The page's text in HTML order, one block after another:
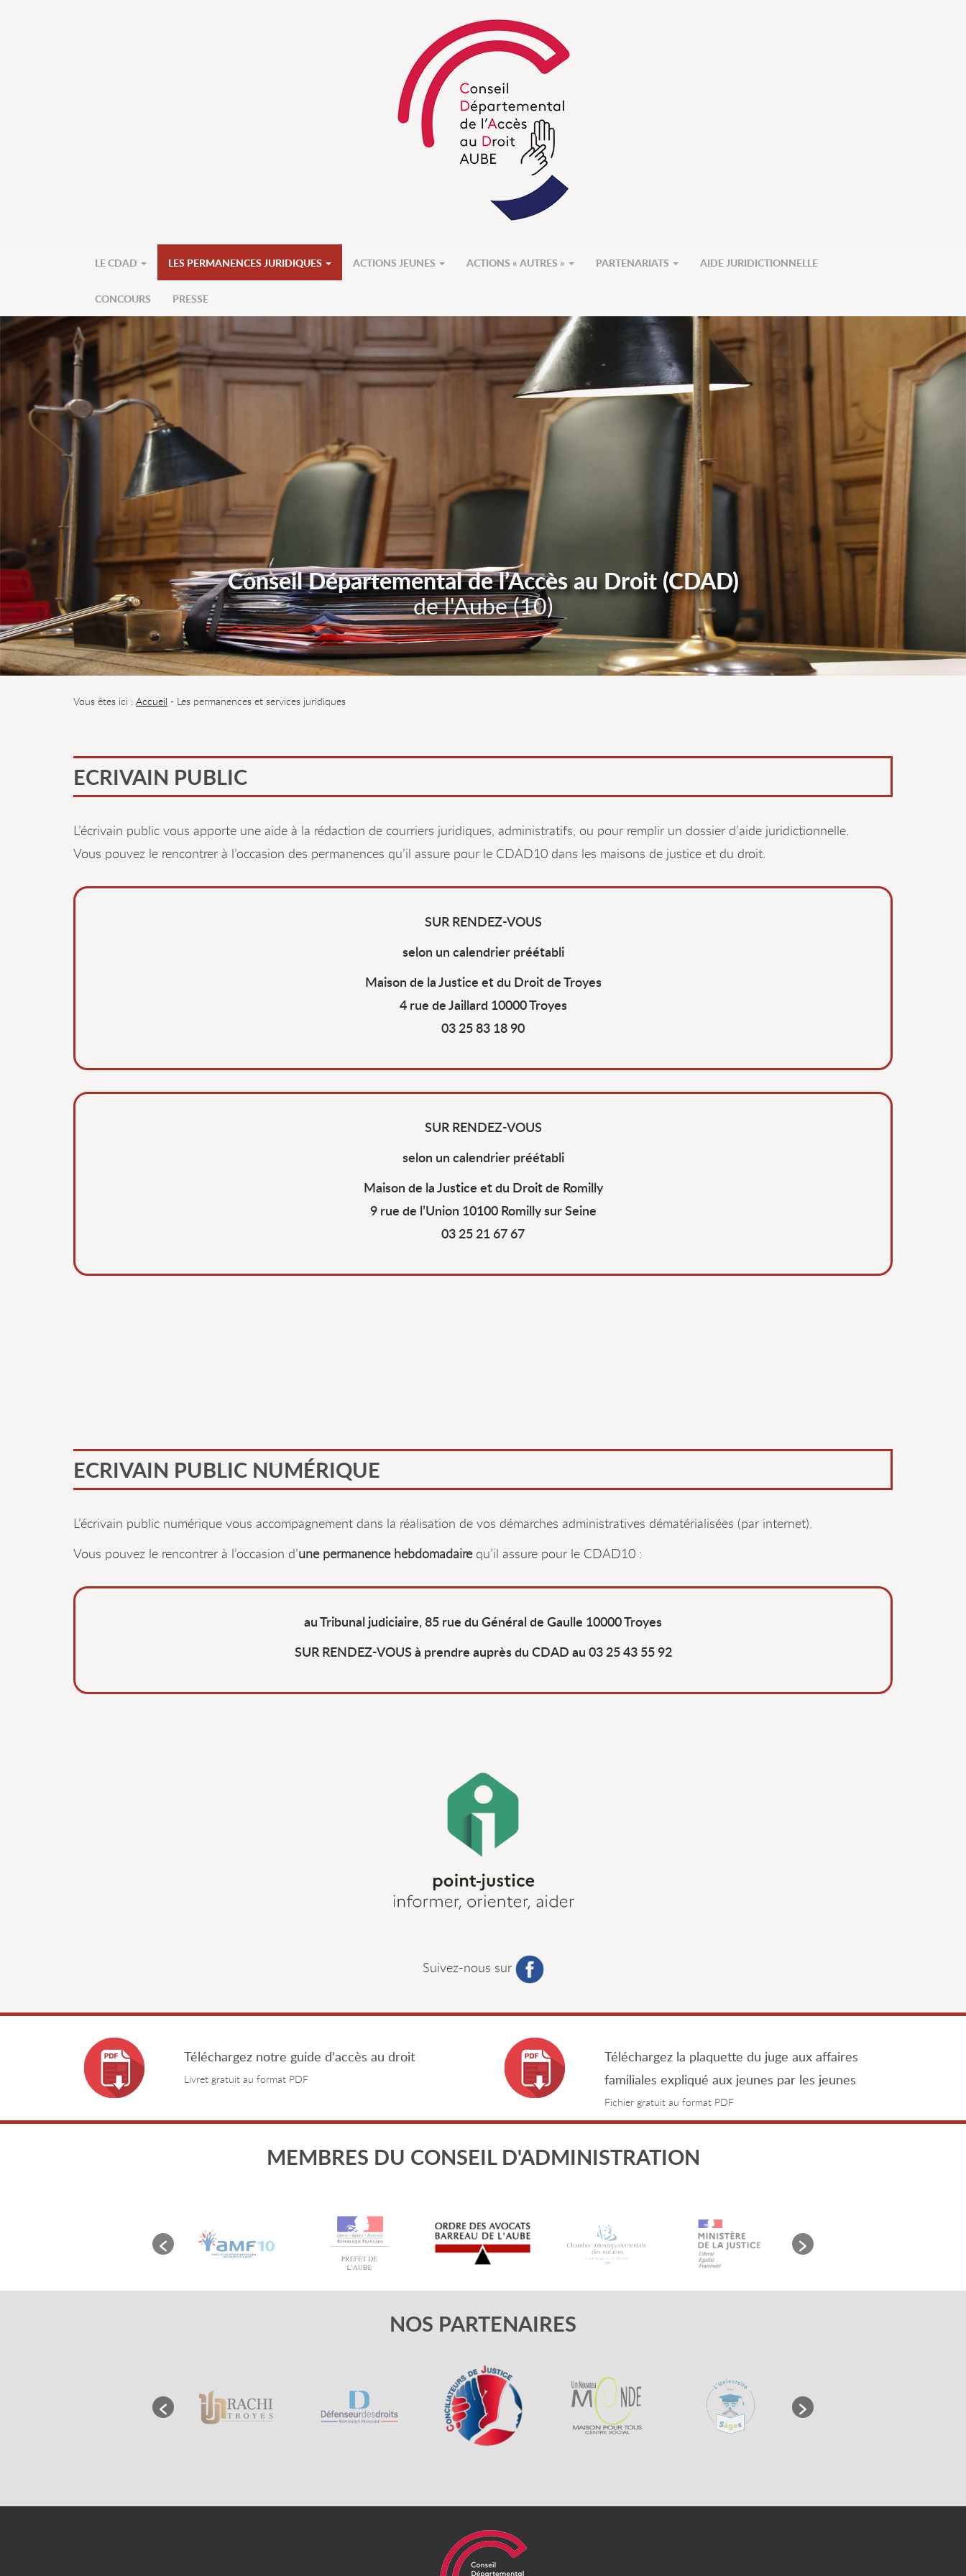
LE CDAD LES PERMANENCES JURIDIQUES ACTIONS JEUNES ACTIONS « AUTRES » PARTENARIATS AIDE JURIDICTIONNELLE
CONCOURS PRESSE
Conseil Départemental de l’Accès au Droit (CDAD)
de l'Aube (10)
Vous êtes ici : Accueil - Les permanences et services juridiques
ECRIVAIN PUBLIC
L’écrivain public vous apporte une aide à la rédaction de courriers juridiques, administratifs, ou pour remplir un dossier d’aide juridictionnelle.
Vous pouvez le rencontrer à l’occasion des permanences qu’il assure pour le CDAD10 dans les maisons de justice et du droit.
SUR RENDEZ-VOUS
selon un calendrier préétabli
Maison de la Justice et du Droit de Troyes
4 rue de Jaillard 10000 Troyes
03 25 83 18 90
SUR RENDEZ-VOUS
selon un calendrier préétabli
Maison de la Justice et du Droit de Romilly
9 rue de l’Union 10100 Romilly sur Seine
03 25 21 67 67
ECRIVAIN PUBLIC NUMÉRIQUE
L’écrivain public numérique vous accompagnement dans la réalisation de vos démarches administratives dématérialisées (par internet).
Vous pouvez le rencontrer à l’occasion d’une permanence hebdomadairequ’il assure pour le CDAD10 :
au Tribunal judiciaire, 85 rue du Général de Gaulle 10000 Troyes
SUR RENDEZ-VOUS à prendre auprès du CDAD au 03 25 43 55 92
Suivez-nous sur
Téléchargez notre guide d'accès au droit
Livret gratuit au format PDF
Téléchargez la plaquette du juge aux affaires
familiales expliqué aux jeunes par les jeunes
Fichier gratuit au format PDF
MEMBRES DU CONSEIL D'ADMINISTRATION
NOS PARTENAIRES